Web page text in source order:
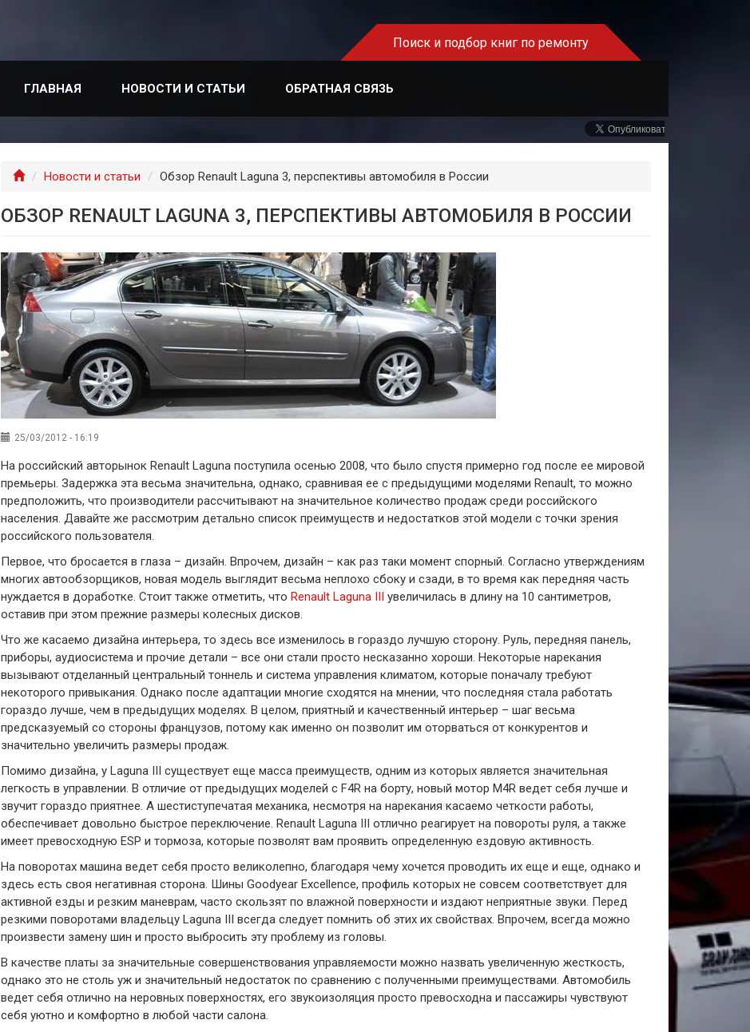
Поиск и подбор книг по ремонту
ГЛАВНАЯ НОВОСТИ И СТАТЬИ ОБРАТНАЯ СВЯЗЬ
ГлавнаяНовости и статьи Обзор Renault Laguna 3, перспективы автомобиля в России
ОБЗОР RENAULT LAGUNA 3, ПЕРСПЕКТИВЫ АВТОМОБИЛЯ В РОССИИ
25/03/2012 - 16:19
На российский авторынок Renault Laguna поступила осенью 2008, что было спустя примерно год после ее мировой
премьеры. Задержка эта весьма значительна, однако, сравнивая ее с предыдущими моделями Renault, то можно
предположить, что производители рассчитывают на значительное количество продаж среди российского
населения. Давайте же рассмотрим детально список преимуществ и недостатков этой модели с точки зрения
российского пользователя.
Первое, что бросается в глаза – дизайн. Впрочем, дизайн – как раз таки момент спорный. Согласно утверждениям
многих автообзорщиков, новая модель выглядит весьма неплохо сбоку и сзади, в то время как передняя часть
нуждается в доработке. Стоит также отметить, что Renault Laguna III увеличилась в длину на 10 сантиметров,
оставив при этом прежние размеры колесных дисков.
Что же касаемо дизайна интерьера, то здесь все изменилось в гораздо лучшую сторону. Руль, передняя панель,
приборы, аудиосистема и прочие детали – все они стали просто несказанно хороши. Некоторые нарекания
вызывают отделанный центральный тоннель и система управления климатом, которые поначалу требуют
некоторого привыкания. Однако после адаптации многие сходятся на мнении, что последняя стала работать
гораздо лучше, чем в предыдущих моделях. В целом, приятный и качественный интерьер – шаг весьма
предсказуемый со стороны французов, потому как именно он позволит им оторваться от конкурентов и
значительно увеличить размеры продаж.
Помимо дизайна, у Laguna III существует еще масса преимуществ, одним из которых является значительная
легкость в управлении. В отличие от предыдущих моделей с F4R на борту, новый мотор M4R ведет себя лучше и
звучит гораздо приятнее. А шестиступечатая механика, несмотря на нарекания касаемо четкости работы,
обеспечивает довольно быстрое переключение. Renault Laguna III отлично реагирует на повороты руля, а также
имеет превосходную ESP и тормоза, которые позволят вам проявить определенную ездовую активность.
На поворотах машина ведет себя просто великолепно, благодаря чему хочется проводить их еще и еще, однако и
здесь есть своя негативная сторона. Шины Goodyear Excellence, профиль которых не совсем соответствует для
активной езды и резким маневрам, часто скользят по влажной поверхности и издают неприятные звуки. Перед
резкими поворотами владельцу Laguna III всегда следует помнить об этих их свойствах. Впрочем, всегда можно
произвести замену шин и просто выбросить эту проблему из головы.
В качестве платы за значительные совершенствования управляемости можно назвать увеличенную жесткость,
однако это не столь уж и значительный недостаток по сравнению с полученными преимуществами. Автомобиль
ведет себя отлично на неровных поверхностях, его звукоизоляция просто превосходна и пассажиры чувствуют
себя уютно и комфортно в любой части салона.